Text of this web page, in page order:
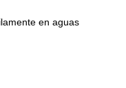
en aguas